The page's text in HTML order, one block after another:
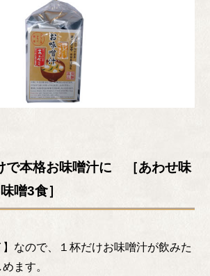
で本格お味噌汁に ［あわせ味
噌3食］
】なので、１杯だけお味噌汁が飲みた
ます。